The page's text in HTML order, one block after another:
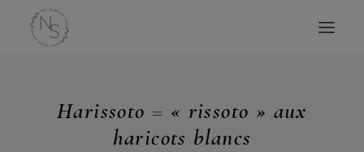
Harissoto = « rissoto » aux
haricots blancs